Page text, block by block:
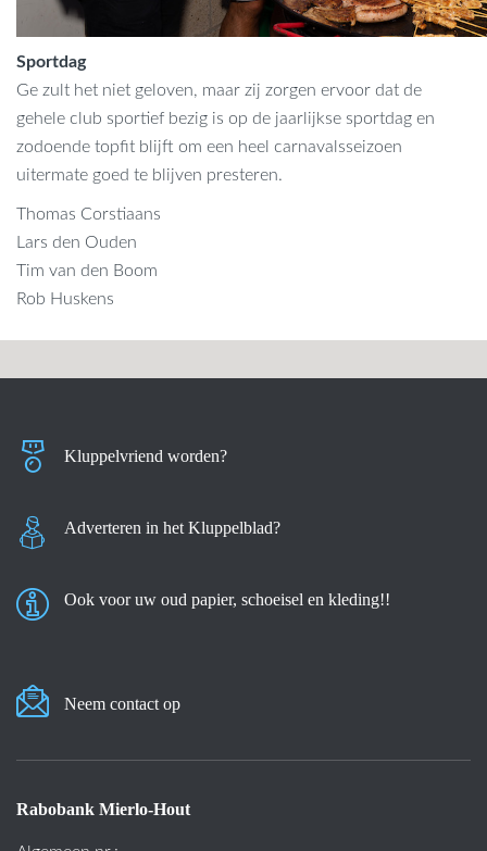
Sportdag
Ge zult het niet geloven, maar zij zorgen ervoor dat de
gehele club sportief bezig is op de jaarlijkse sportdag en
zodoende topfit blijft om een heel carnavalsseizoen
uitermate goed te blijven presteren.
Thomas Corstiaans
Lars den Ouden
Tim van den Boom
Rob Huskens
Kluppelvriend worden?
Adverteren in het Kluppelblad?
Ook voor uw oud papier, schoeisel en kleding!!
Neem contact op
Rabobank Mierlo-Hout